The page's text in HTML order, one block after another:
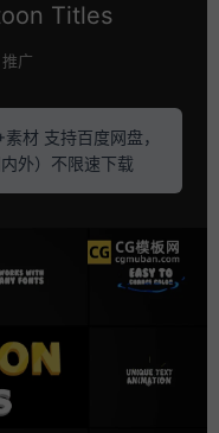
Titles
推广
材 支持百度网盘，
外）不限速下载